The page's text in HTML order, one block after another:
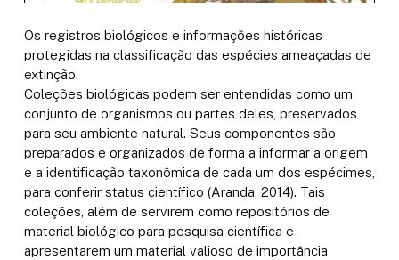
Os registros biológicos e informações históricas
protegidas na classificação das espécies ameaçadas de
extinção.
Coleções biológicas podem ser entendidas como um
conjunto de organismos ou partes deles, preservados
para seu ambiente natural. Seus componentes são
preparados e organizados de forma a informar a origem
e a identificação taxonômica de cada um dos espécimes,
para conferir status científico (Aranda, 2014). Tais
coleções, além de servirem como repositórios de
material biológico para pesquisa científica e
apresentarem um material valioso de importância